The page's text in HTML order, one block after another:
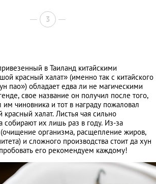
3
в Таиланд китайскими
красный халат» (именно так с китайского
пао») обладает едва ли не магическими
свое название он получил после того,
чиновника и тот в награду пожаловал
халат. Листья чая сильно
собирают их лишь раз в году. Из-за
организма, расщепление жиров,
и сложного производства стоит да хун
его рекомендуем каждому!